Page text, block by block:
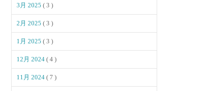
3月 2025( 3 )
2月 2025( 3 )
1月 2025( 3 )
12月 2024( 4 )
11月 2024( 7 )